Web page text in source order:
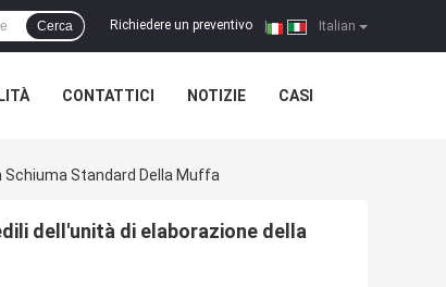
Italian
Richiedere un preventivo |
Cerca
CONTATTICI NOTIZIE CASI
Schiuma Standard Della Muffa
dell'unità di elaborazione della